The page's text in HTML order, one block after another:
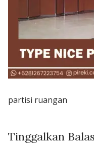
partisi ruangan
Tinggalkan